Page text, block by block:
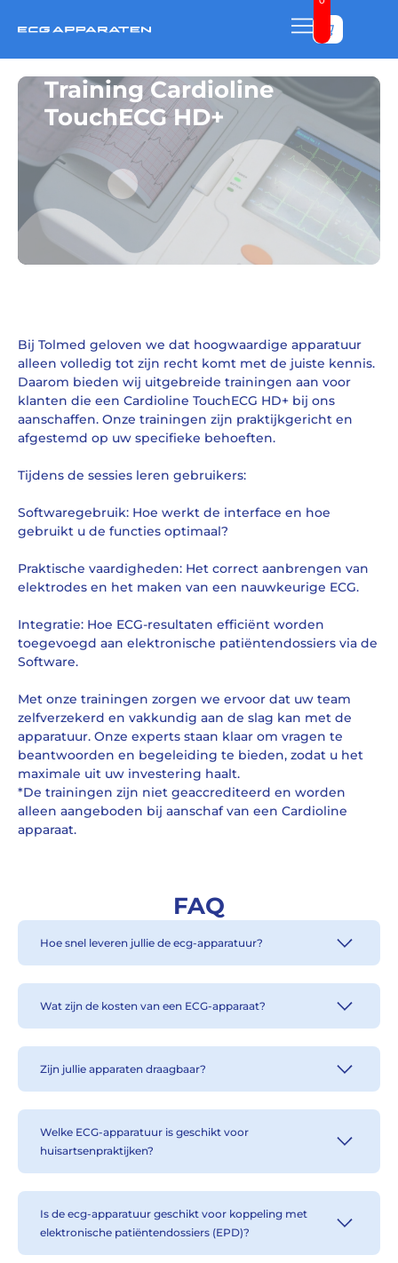
Bekijk
Training Cardioline
TouchECG HD+
Bij Tolmed geloven we dat hoogwaardige apparatuur
alleen volledig tot zijn recht komt met de juiste kennis.
Daarom bieden wij uitgebreide trainingen aan voor
klanten die een Cardioline TouchECG HD+ bij ons
aanschaffen. Onze trainingen zijn praktijkgericht en
afgestemd op uw specifieke behoeften.
Tijdens de sessies leren gebruikers:
Softwaregebruik: Hoe werkt de interface en hoe
gebruikt u de functies optimaal?
Praktische vaardigheden: Het correct aanbrengen van
elektrodes en het maken van een nauwkeurige ECG.
Integratie: Hoe ECG-resultaten efficiënt worden
toegevoegd aan elektronische patiëntendossiers via de
Software.
Met onze trainingen zorgen we ervoor dat uw team
zelfverzekerd en vakkundig aan de slag kan met de
apparatuur. Onze experts staan klaar om vragen te
beantwoorden en begeleiding te bieden, zodat u het
maximale uit uw investering haalt.
*De trainingen zijn niet geaccrediteerd en worden
alleen aangeboden bij aanschaf van een Cardioline
apparaat.
FAQ
Hoe snel leveren jullie de ecg-apparatuur?
Wat zijn de kosten van een ECG-apparaat?
Zijn jullie apparaten draagbaar?
Welke ECG-apparatuur is geschikt voor
huisartsenpraktijken?
Is de ecg-apparatuur geschikt voor koppeling met
elektronische patiëntendossiers (EPD)?